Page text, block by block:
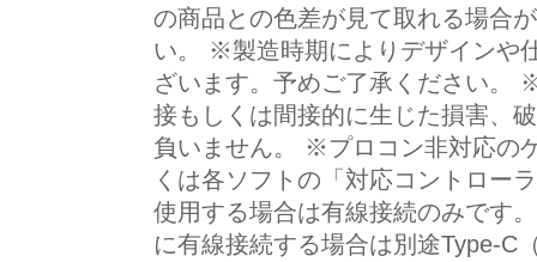
の商品との色差が見て取れる場合
い。 ※製造時期によりデザインや
ざいます。予めご了承ください。
接もしくは間接的に生じた損害、
負いません。 ※プロコン非対応の
くは各ソフトの「対応コントロー
使用する場合は有線接続のみです
に有線接続する場合は別途Type-C